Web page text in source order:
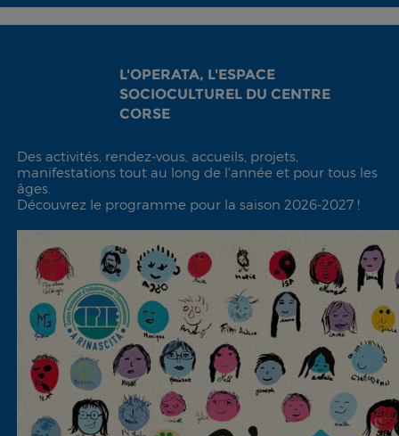
L'OPERATA, L'ESPACE
SOCIOCULTUREL DU CENTRE
CORSE
Des activités, rendez-vous, accueils, projets,
manifestations tout au long de l'année et pour tous les
âges.
Découvrez le programme pour la saison 2026-2027 !